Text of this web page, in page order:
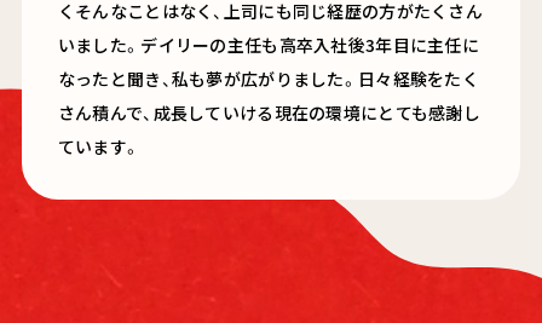
くそんなことはなく、上司にも同じ経歴の方がたくさん
いました。デイリーの主任も高卒入社後3年目に主任に
なったと聞き、私も夢が広がりました。日々経験をたく
さん積んで、成長していける現在の環境にとても感謝し
ています。